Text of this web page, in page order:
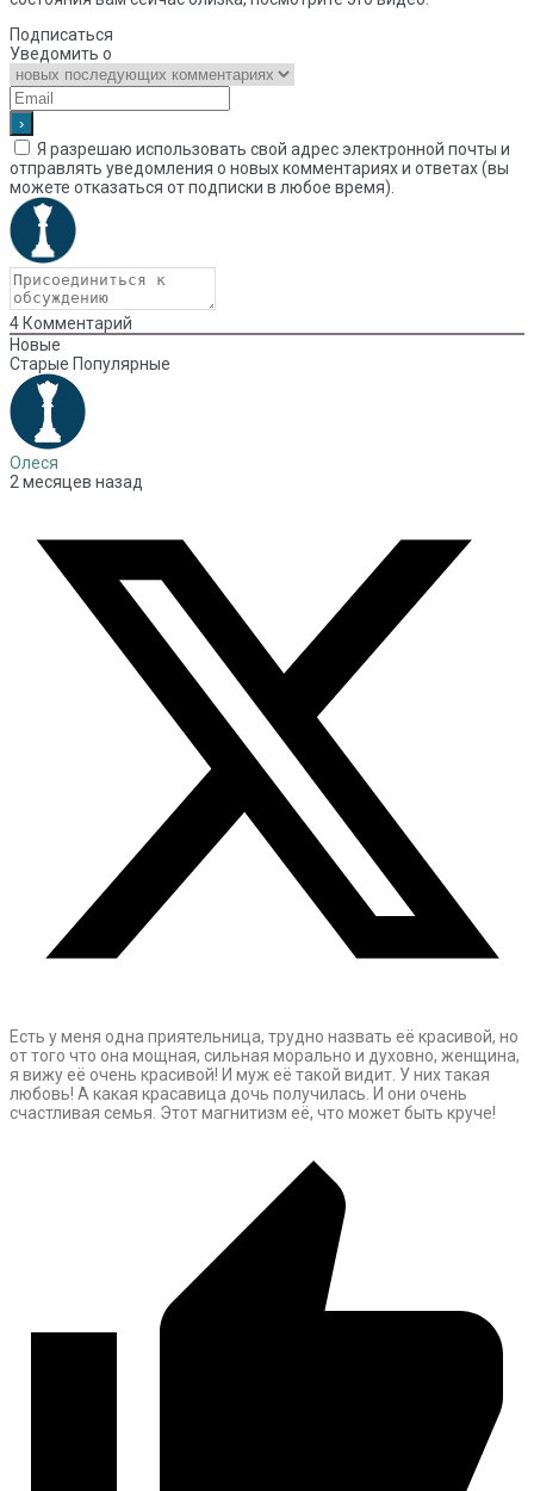
Подписаться
Уведомить о
Я разрешаю использовать свой адрес электронной почты и
отправлять уведомления о новых комментариях и ответах (вы
можете отказаться от подписки в любое время).
4 Комментарий
Новые
Старые Популярные
Олеся
2 месяцев назад
Есть у меня одна приятельница, трудно назвать её красивой, но
от того что она мощная, сильная морально и духовно, женщина,
я вижу её очень красивой! И муж её такой видит. У них такая
любовь! А какая красавица дочь получилась. И они очень
счастливая семья. Этот магнитизм её, что может быть круче!